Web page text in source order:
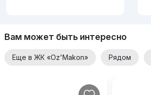
Вам может быть интересно
Еще в ЖК «Oz'Makon» Рядом